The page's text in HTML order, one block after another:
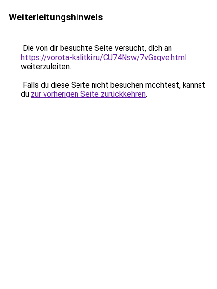
Weiterleitungshinweis
Die von dir besuchte Seite versucht, dich an
https://vorota-kalitki.ru/CU74Nsw/7vGxqve.html
weiterzuleiten.
Falls du diese Seite nicht besuchen möchtest, kannst
du zur vorherigen Seite zurückkehren.